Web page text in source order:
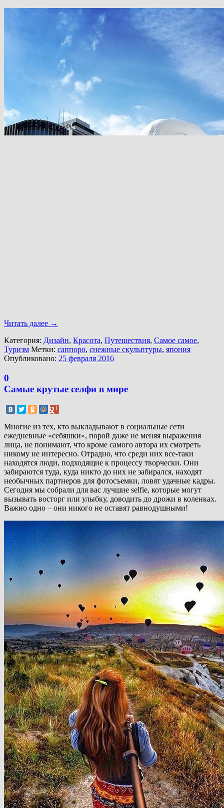
Читать далее →
Категория: Дизайн, Красота, Путешествия, Самое самое,
Туризм Метки: саппоро, снежные скульптуры, япония
Опубликовано: 25 февраля 2016
0
Самые крутые селфи в мире
Многие из тех, кто выкладывают в социальные сети
ежедневные «себяшки», порой даже не меняя выражения
лица, не понимают, что кроме самого автора их смотреть
никому не интересно. Отрадно, что среди них все-таки
находятся люди, подходящие к процессу творчески. Они
забираются туда, куда никто до них не забирался, находят
необычных партнеров для фотосъемки, ловят удачные кадры.
Сегодня мы собрали для вас лучшие selfie, которые могут
вызывать восторг или улыбку, доводить до дрожи в коленках.
Важно одно – они никого не оставят равнодушными!